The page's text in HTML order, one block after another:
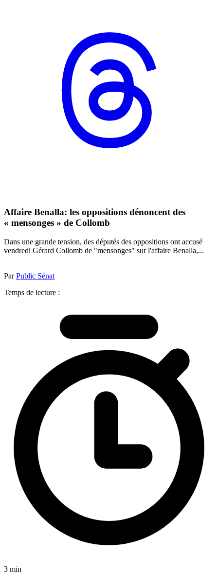
Affaire Benalla: les oppositions dénoncent des
« mensonges » de Collomb
Dans une grande tension, des députés des oppositions ont accusé
vendredi Gérard Collomb de "mensonges" sur l'affaire Benalla,...
ParPublic Sénat
Temps de lecture :
3 min